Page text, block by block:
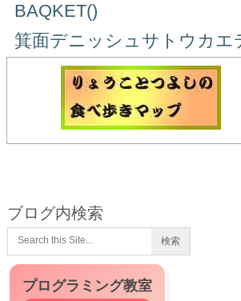
BAQKET()
箕面デニッシュサトウカエ
ブログ内検索
プログラミング教室